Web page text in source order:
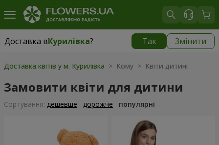
Доставка вКурилівка? Так Змінити
Доставка вКурилівка|
Доставка квітів у м. Курилівка > Кому > Квіти дитині
Замовити квіти для дитини
Сортування: дешевше дорожче популярні